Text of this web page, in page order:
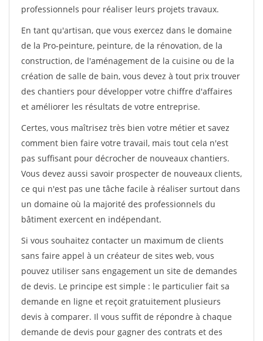
professionnels pour réaliser leurs projets travaux.
En tant qu'artisan, que vous exercez dans le domaine
de la Pro-peinture, peinture, de la rénovation, de la
construction, de l'aménagement de la cuisine ou de la
création de salle de bain, vous devez à tout prix trouver
des chantiers pour développer votre chiffre d'affaires
et améliorer les résultats de votre entreprise.
Certes, vous maîtrisez très bien votre métier et savez
comment bien faire votre travail, mais tout cela n'est
pas suffisant pour décrocher de nouveaux chantiers.
Vous devez aussi savoir prospecter de nouveaux clients,
ce qui n'est pas une tâche facile à réaliser surtout dans
un domaine où la majorité des professionnels du
bâtiment exercent en indépendant.
Si vous souhaitez contacter un maximum de clients
sans faire appel à un créateur de sites web, vous
pouvez utiliser sans engagement un site de demandes
de devis. Le principe est simple : le particulier fait sa
demande en ligne et reçoit gratuitement plusieurs
devis à comparer. Il vous suffit de répondre à chaque
demande de devis pour gagner des contrats et des